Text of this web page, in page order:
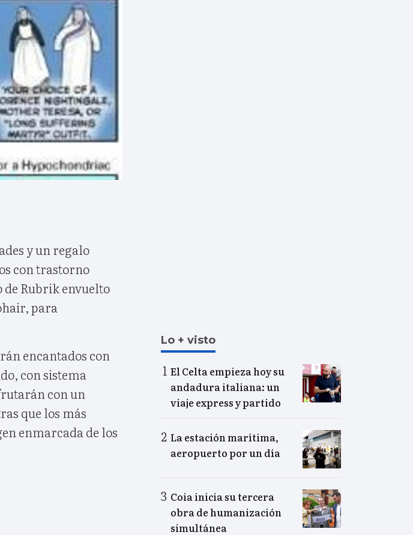
y un regalo
con trastorno
de Rubrik envuelto
para
encantados con
con sistema
con un
que los más
enmarcada de los
Lo + visto
El Celta empieza hoy su
andadura italiana: un
viaje express y partido
La estación marítima,
aeropuerto por un día
Coia inicia su tercera
obra de humanización
simultánea